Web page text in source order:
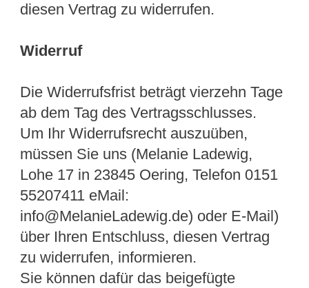
diesen Vertrag zu widerrufen.
Widerruf
Die Widerrufsfrist beträgt vierzehn Tage
ab dem Tag des Vertragsschlusses.
Um Ihr Widerrufsrecht auszuüben,
müssen Sie uns (Melanie Ladewig,
Lohe 17 in 23845 Oering, Telefon 0151
55207411 eMail:
info@MelanieLadewig.de) oder E-Mail)
über Ihren Entschluss, diesen Vertrag
zu widerrufen, informieren.
Sie können dafür das beigefügte